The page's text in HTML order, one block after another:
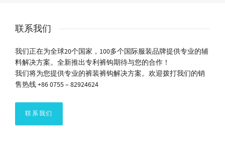
联系我们
我们正在为全球20个国家，100多个国际服装品牌提供专业的辅
料解决方案。全新推出专利裤钩期待与您的合作！
我们将为您提供专业的裤装裤钩解决方案。欢迎拨打我们的销
售热线 +86 0755 – 82924624
联系我们